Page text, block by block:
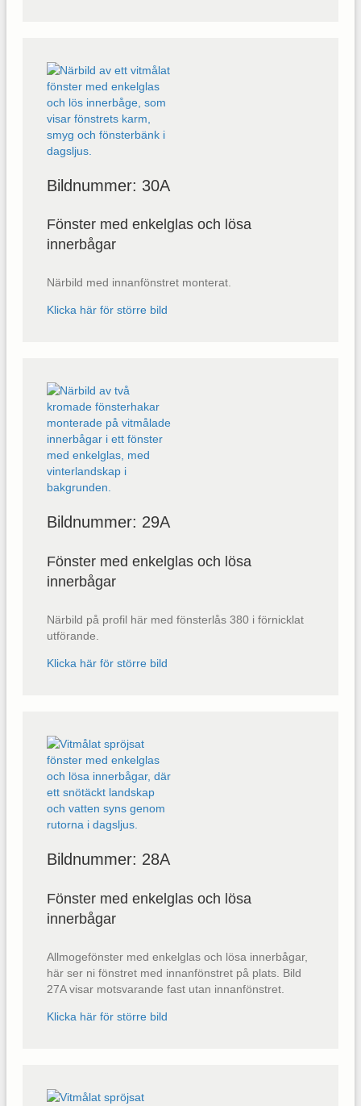
Bildnummer: 30A
Fönster med enkelglas och lösa
innerbågar
Närbild med innanfönstret monterat.
Klicka här för större bild
Bildnummer: 29A
Fönster med enkelglas och lösa
innerbågar
Närbild på profil här med fönsterlås 380 i förnicklat
utförande.
Klicka här för större bild
Bildnummer: 28A
Fönster med enkelglas och lösa
innerbågar
Allmogefönster med enkelglas och lösa innerbågar,
här ser ni fönstret med innanfönstret på plats. Bild
27A visar motsvarande fast utan innanfönstret.
Klicka här för större bild